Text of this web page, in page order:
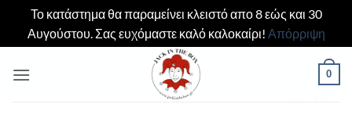
Το κατάστημα θα παραμείνει κλειστό απο 8 εώς και 30
Αυγούστου. Σας ευχόμαστε καλό καλοκαίρι! Απόρριψη
στο
0